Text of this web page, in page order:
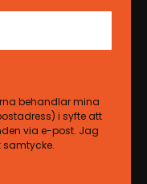
behandlar mina
i syfte att
via e-post. Jag
samtycke.